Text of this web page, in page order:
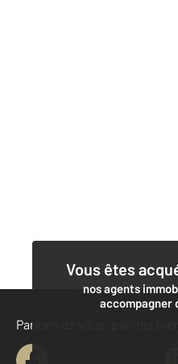
Vous êtes
nos agents
accompagner
Parlons de vous, parlons